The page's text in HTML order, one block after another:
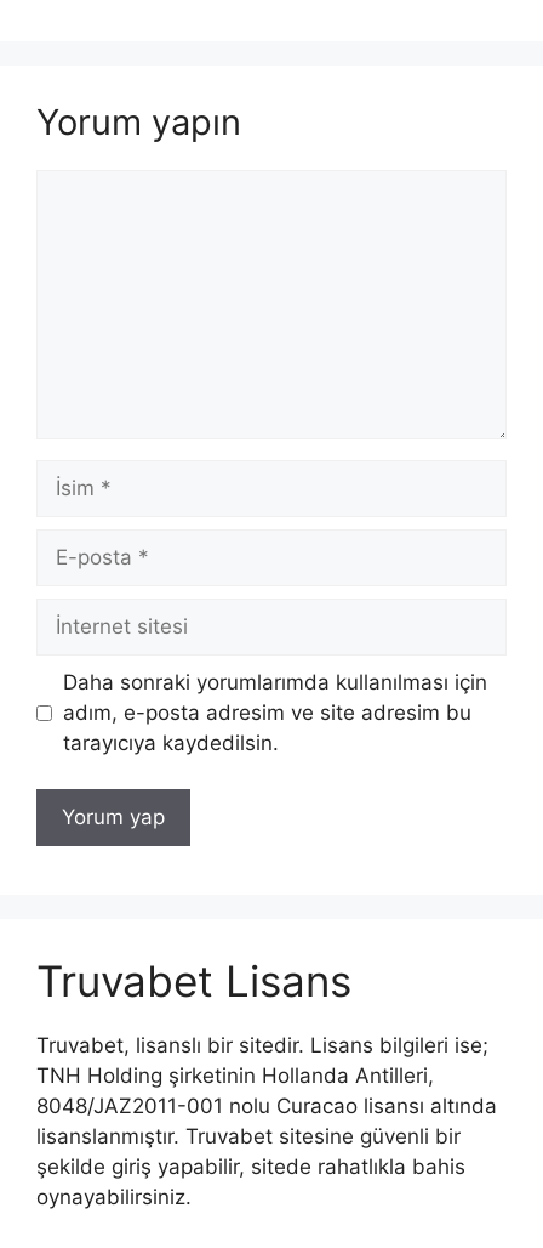
Yorum yapın
İsim
posta
İnternet
sitesi
Daha sonraki yorumlarımda kullanılması için
adım, e-posta adresim ve site adresim bu
tarayıcıya kaydedilsin.
Truvabet Lisans
Truvabet, lisanslı bir sitedir. Lisans bilgileri ise;
TNH Holding şirketinin Hollanda Antilleri,
8048/JAZ2011-001 nolu Curacao lisansı altında
lisanslanmıştır. Truvabet sitesine güvenli bir
şekilde giriş yapabilir, sitede rahatlıkla bahis
oynayabilirsiniz.